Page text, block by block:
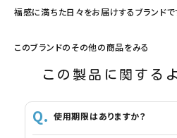
福感に満ちた日々をお届けするブランドで
このブランドのその他の商品をみる
この製品に関する
使用期限はありますか？